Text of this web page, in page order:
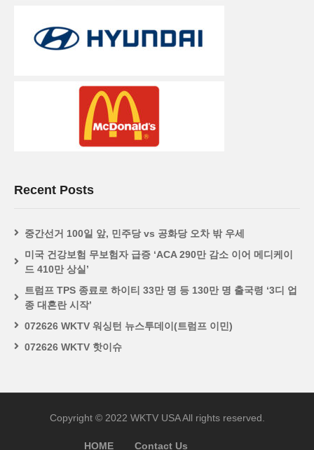
Recent Posts
중간선거 100일 앞, 민주당 vs 공화당 오차 밖 우세
미국 건강보험 무보험자 급증 ‘ACA 290만 감소 이어 메디케이
드 410만 상실’
트럼프 TPS 종료로 하이티 33만 명 등 130만 명 출국령 ‘3디 업
종 대혼란 시작’
072626 WKTV 워싱턴 뉴스투데이(트럼프 이민)
072626 WKTV 핫이슈
Copyright © 2022 WKTV USA All rights reserved.
HOME Contact Us